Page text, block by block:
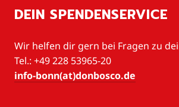
DEIN SPENDENSERVICE
Wir helfen dir gern bei Fragen zu
Tel.: +49 228 53965-20
info-bonn(at)donbosco.de